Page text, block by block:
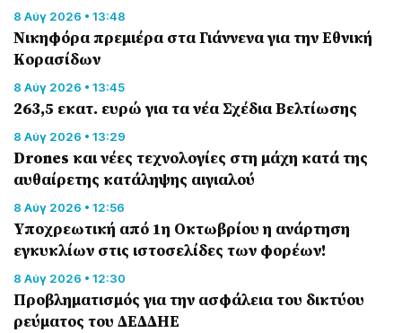
8 Αύγ 2026 • 13:48
Nικηφόρα πρεμιέρα στα Γιάννενα για την Εθνική
Κορασίδων
8 Αύγ 2026 • 13:45
263,5 εκατ. ευρώ για τα νέα Σχέδια Βελτίωσης
8 Αύγ 2026 • 13:29
Drones και νέες τεχνολογίες στη μάχη κατά της
αυθαίρετης κατάληψης αιγιαλού
8 Αύγ 2026 • 12:56
Υποχρεωτική από 1η Οκτωβρίου η ανάρτηση
εγκυκλίων στις ιστοσελίδες των φορέων!
8 Αύγ 2026 • 12:30
Προβληματισμός για την ασφάλεια του δικτύου
ρεύματος του ΔΕΔΔΗΕ